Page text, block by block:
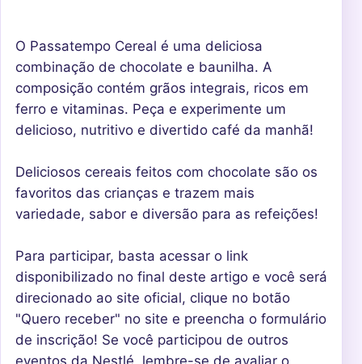
O Passatempo Cereal é uma deliciosa
combinação de chocolate e baunilha. A
composição contém grãos integrais, ricos em
ferro e vitaminas. Peça e experimente um
delicioso, nutritivo e divertido café da manhã!
Deliciosos cereais feitos com chocolate são os
favoritos das crianças e trazem mais
variedade, sabor e diversão para as refeições!
Para participar, basta acessar o link
disponibilizado no final deste artigo e você será
direcionado ao site oficial, clique no botão
"Quero receber" no site e preencha o formulário
de inscrição! Se você participou de outros